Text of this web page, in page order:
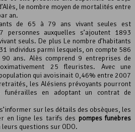
le nombre moyen de mortalités entre
an.
de 65 à 79 ans vivant seules est
personnes auxquelles s’ajoutent 1893
seuls. De plus Le nombre d’habitants
individus parmi lesquels, on compte 586
ans. Alès comprend 9 entreprises de
25 fleuristes. Avec une
qui avoisinait 0,46% entre 2007
les Alésiens prévoyants pourront
funérailles en adoptant un contrat de
sur les détails des obsèques, les
en ligne les tarifs des pompes funèbres
questions sur ODO.